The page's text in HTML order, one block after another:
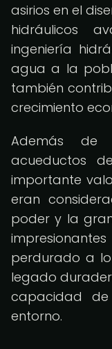
asirios en el
hidráulicos
ingeniería
agua a la
también
crecimiento
Además de
acueductos
importante
eran
poder y la
perdurado a
legado
capacidad
entorno.